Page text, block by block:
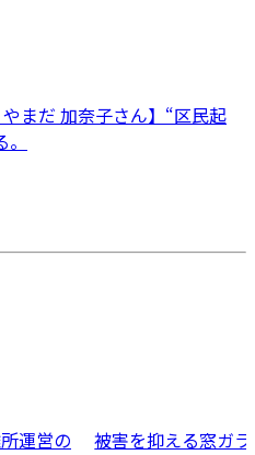
まだ 加奈子さん】“区民起
運営の
被害を抑える窓ガ